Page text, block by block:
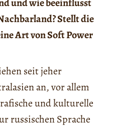
und wie beeinflusst
Stellt die
Art von Soft Power
seit jeher
an, vor allem
und kulturelle
russischen Sprache